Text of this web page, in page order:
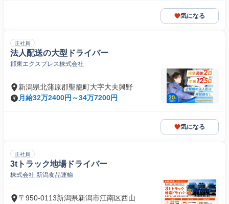
気になる
正社員
法人配送の大型ドライバー
郡東エクスプレス株式会社
新潟県北蒲原郡聖籠町大字大夫興野
月給32万2400円～34万7200円
気になる
正社員
3tトラック地場ドライバー
株式会社 新潟食品運輸
〒950-0113新潟県新潟市江南区西山